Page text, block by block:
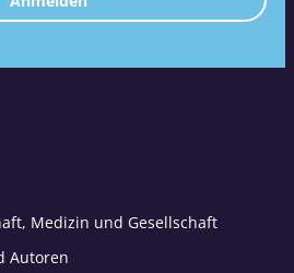
Medizin und Gesellschaft
Autoren